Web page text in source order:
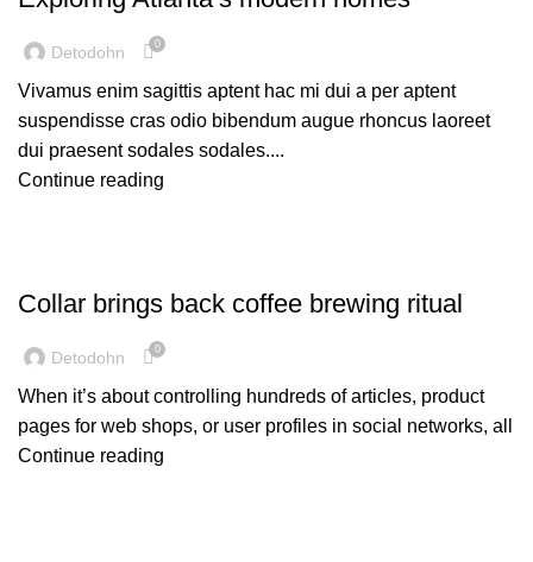
Detodohn 0
Vivamus enim sagittis aptent hac mi dui a per aptent
suspendisse cras odio bibendum augue rhoncus laoreet
dui praesent sodales sodales....
Continue reading
Collar brings back coffee brewing ritual
Detodohn 0
When it’s about controlling hundreds of articles, product
pages for web shops, or user profiles in social networks, all
Continue reading